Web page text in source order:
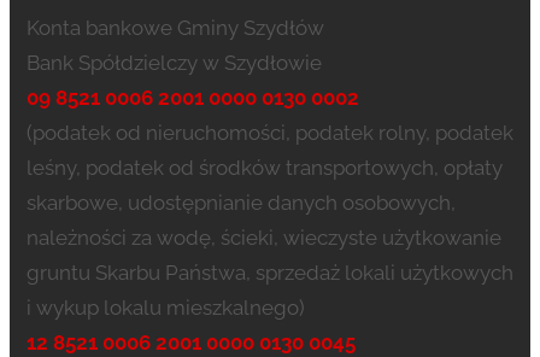
Konta bankowe Gminy Szydłów
Bank Spółdzielczy w Szydłowie
09 8521 0006 2001 0000 0130 0002
(podatek od nieruchomości, podatek rolny, podatek
leśny, podatek od środków transportowych, opłaty
skarbowe, udostępnianie danych osobowych,
należności za wodę, ścieki, wieczyste użytkowanie
gruntu Skarbu Państwa, sprzedaż lokali użytkowych
i wykup lokalu mieszkalnego)
12 8521 0006 2001 0000 0130 0045